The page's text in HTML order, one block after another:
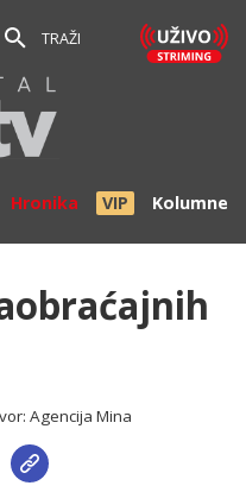
TRAŽI
Hronika VIP Kolumne
Agencija Mina